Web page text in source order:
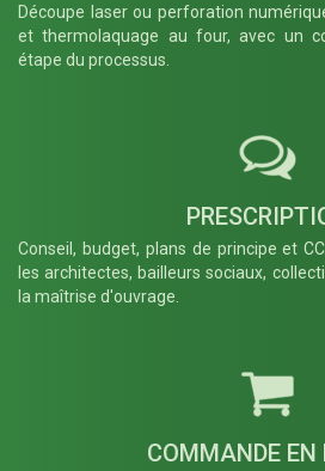
Largeur panneau (mm) *
−
FR007
Platine
Droite pour
un usage
Découpe laser ou perforation
et thermolaquage au four, avec un
étape du processus.
Conseil, budget, plans de principe et
les architectes, bailleurs sociaux,
la maîtrise d'ouvrage.
COMMANDE EN